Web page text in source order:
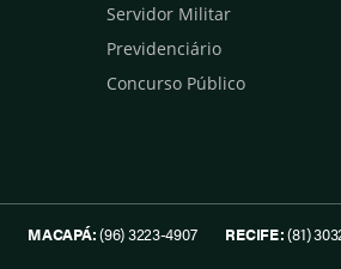
Servidor Militar
Previdenciário
Concurso Público
MACAPÁ:(96) 3223-4907 RECIFE:(81)